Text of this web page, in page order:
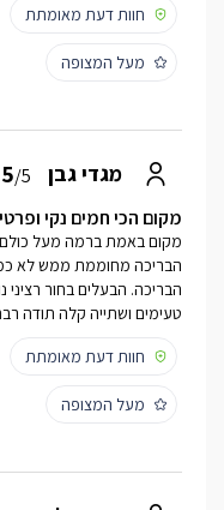
חוות דעת מאומתת
מעל המצופה
מגדי גבן 5/5
מקום הכי חמים נקי
מקום באמת ברמה מעל כולם
הבריכה מחוממת ממש לא כמו
הבריכה. הבעלים בחור רציני
טעימים ושתייה קלה תודה
חוות דעת מאומתת
מעל המצופה